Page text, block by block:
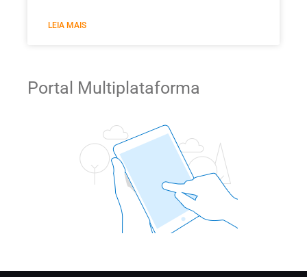
LEIA MAIS
Portal Multiplataforma